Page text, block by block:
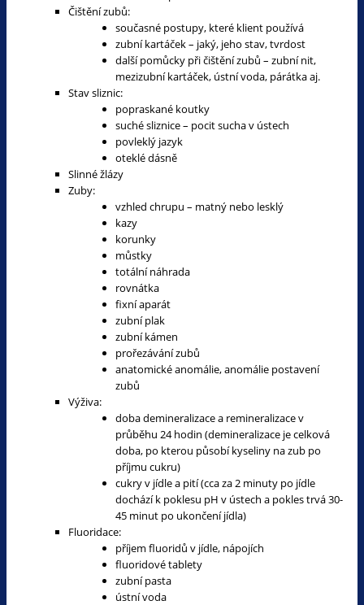
Čištění zubů:
současné postupy, které klient používá
zubní kartáček – jaký, jeho stav, tvrdost
další pomůcky při čištění zubů – zubní nit,
mezizubní kartáček, ústní voda, párátka aj.
Stav sliznic:
popraskané koutky
suché sliznice – pocit sucha v ústech
povleklý jazyk
oteklé dásně
Slinné žlázy
Zuby:
vzhled chrupu – matný nebo lesklý
kazy
korunky
můstky
totální náhrada
rovnátka
fixní aparát
zubní plak
zubní kámen
prořezávání zubů
anatomické anomálie, anomálie postavení
zubů
Výživa:
doba demineralizace a remineralizace v
průběhu 24 hodin (demineralizace je celková
doba, po kterou působí kyseliny na zub po
příjmu cukru)
cukry v jídle a pití (cca za 2 minuty po jídle
dochází k poklesu pH v ústech a pokles trvá 30-
45 minut po ukončení jídla)
Fluoridace:
příjem fluoridů v jídle, nápojích
fluoridové tablety
zubní pasta
ústní voda